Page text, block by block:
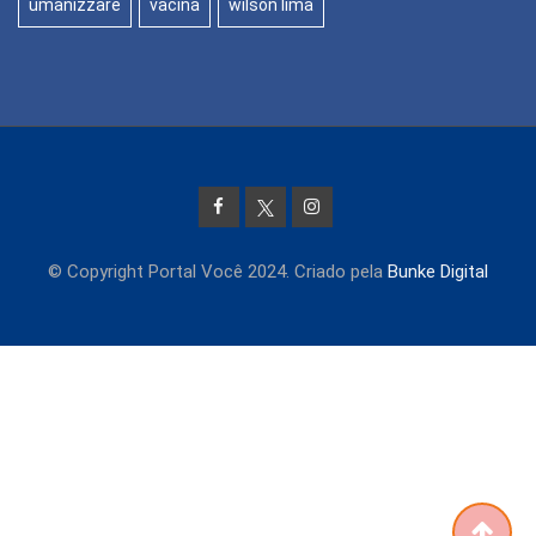
umanizzare vacina wilson lima
© Copyright Portal Você 2024. Criado pela Bunke Digital